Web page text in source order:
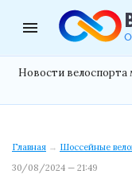
menu
Новости велоспорта
Главная → Шоссейные
30/08/2024 — 21:49